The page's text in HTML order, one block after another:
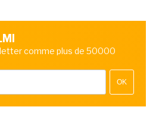
comme plus de 50000
OK